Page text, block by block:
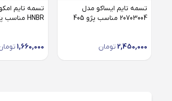
تسمه تایم ایساکو مدل
20703004 مناسب پژو 405
2,450,000 تومان
HNBR مناسب پژو 405
1,660,000